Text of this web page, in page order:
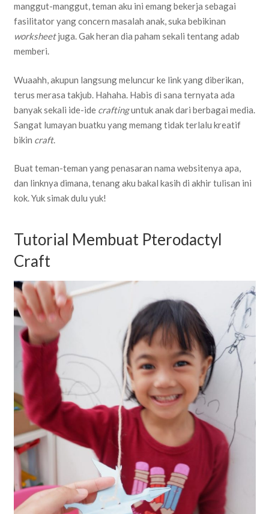
manggut-manggut, teman aku ini emang bekerja sebagai
fasilitator yang concern masalah anak, suka bebikinan
worksheetjuga. Gak heran dia paham sekali tentang adab
memberi.
Wuaahh, akupun langsung meluncur ke link yang diberikan,
terus merasa takjub. Hahaha. Habis di sana ternyata ada
banyak sekali ide-ide craftinguntuk anak dari berbagai media.
Sangat lumayan buatku yang memang tidak terlalu kreatif
bikin craft.
Buat teman-teman yang penasaran nama websitenya apa,
dan linknya dimana, tenang aku bakal kasih di akhir tulisan ini
kok. Yuk simak dulu yuk!
Tutorial Membuat Pterodactyl
Craft